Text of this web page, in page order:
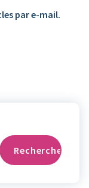
par e-mail.
Rechercher